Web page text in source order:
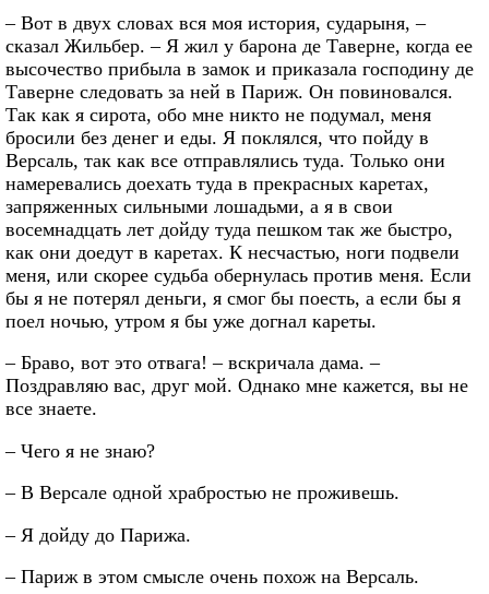
– Вот в двух словах вся моя история, сударыня, –
сказал Жильбер. – Я жил у барона де Таверне, когда ее
высочество прибыла в замок и приказала господину де
Таверне следовать за ней в Париж. Он повиновался.
Так как я сирота, обо мне никто не подумал, меня
бросили без денег и еды. Я поклялся, что пойду в
Версаль, так как все отправлялись туда. Только они
намеревались доехать туда в прекрасных каретах,
запряженных сильными лошадьми, а я в свои
восемнадцать лет дойду туда пешком так же быстро,
как они доедут в каретах. К несчастью, ноги подвели
меня, или скорее судьба обернулась против меня. Если
бы я не потерял деньги, я смог бы поесть, а если бы я
поел ночью, утром я бы уже догнал кареты.
– Браво, вот это отвага! – вскричала дама. –
Поздравляю вас, друг мой. Однако мне кажется, вы не
все знаете.
– Чего я не знаю?
– В Версале одной храбростью не проживешь.
– Я дойду до Парижа.
– Париж в этом смысле очень похож на Версаль.